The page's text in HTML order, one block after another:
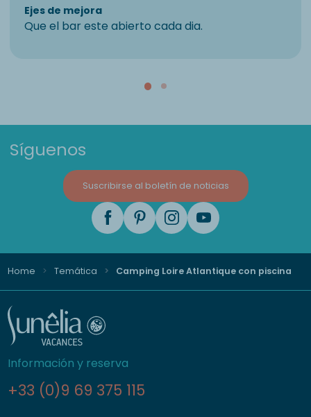
Ejes de mejora
Que el bar este abierto cada dia.
Síguenos
Suscribirse al boletín de noticias
Home Temática Camping Loire Atlantique con piscina
Información y reserva
+33 (0)9 69 375 115